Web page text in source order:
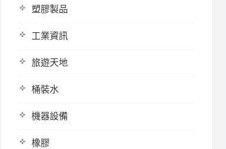
塑膠製品
工業資訊
旅遊天地
桶裝水
機器設備
橡膠